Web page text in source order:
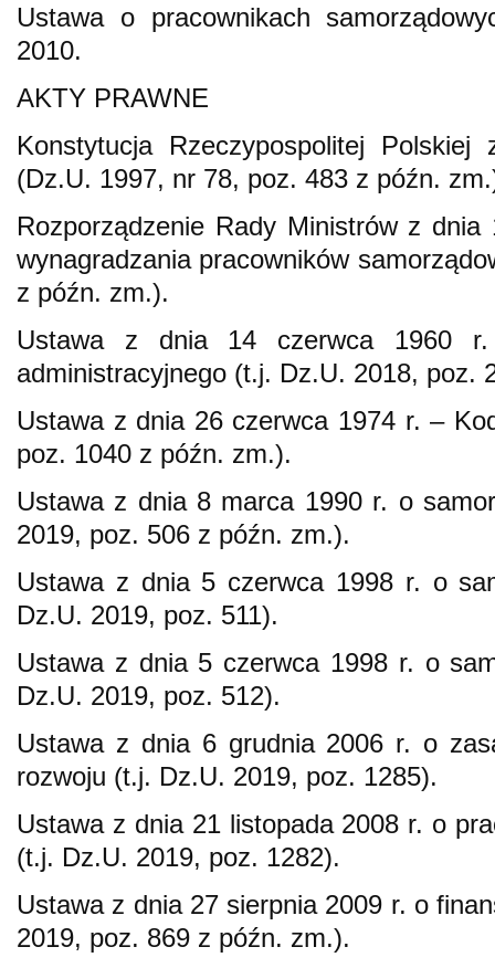
Ustawa o pracownikach
2010.
AKTY PRAWNE
Konstytucja Rzeczypospolitej
(Dz.U. 1997, nr 78, poz. 483 z późn.
Rozporządzenie Rady Ministrów z
wynagradzania pracowników
z późn. zm.).
Ustawa z dnia 14 czerwca 1960 r.
administracyjnego (t.j. Dz.U. 2018, poz.
Ustawa z dnia 26 czerwca 1974 r. –
poz. 1040 z późn. zm.).
Ustawa z dnia 8 marca 1990 r. o
2019, poz. 506 z późn. zm.).
Ustawa z dnia 5 czerwca 1998 r. o
Dz.U. 2019, poz. 511).
Ustawa z dnia 5 czerwca 1998 r. o
Dz.U. 2019, poz. 512).
Ustawa z dnia 6 grudnia 2006 r. o
rozwoju (t.j. Dz.U. 2019, poz. 1285).
Ustawa z dnia 21 listopada 2008 r. o
(t.j. Dz.U. 2019, poz. 1282).
Ustawa z dnia 27 sierpnia 2009 r. o
2019, poz. 869 z późn. zm.).